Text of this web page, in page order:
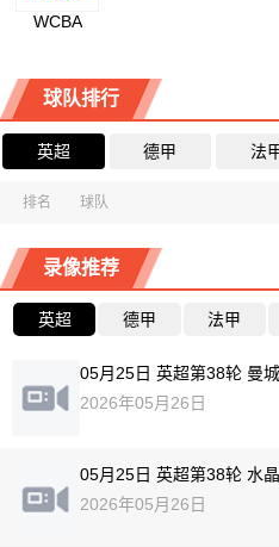
WCBA
球队排行
英超 德甲 法
排名 球队
录像推荐
英超 德甲 法甲
05月25日 英超第38轮 曼
2026年05月26日
05月25日 英超第38轮 水
2026年05月26日